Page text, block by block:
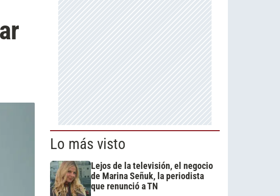
Lo más visto
Lejos de la televisión, el negocio
de Marina Señuk, la periodista
que renunció a TN